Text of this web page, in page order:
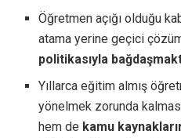
Öğretmen açığı olduğu
atama yerine geçici
politikasıyla
Yıllarca eğitim almış
yönelmek zorunda
hem de kamu